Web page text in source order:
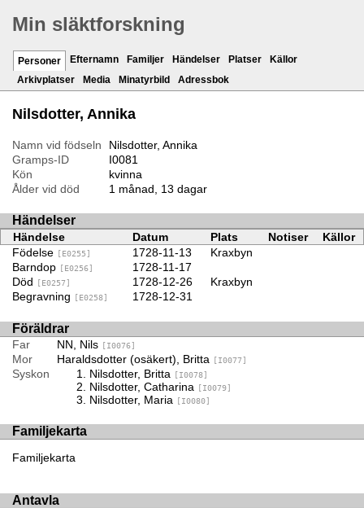
Min släktforskning
Personer Efternamn Familjer Händelser Platser
Källor
Arkivplatser
Media Minatyrbild Adressbok
Nilsdotter, Annika
Namn vid födseln
Nilsdotter, Annika
Gramps-ID
I0081
Kön
kvinna
Ålder vid död
1 månad, 13 dagar
Händelser
Händelse Datum Plats Notiser
Källor
Födelse
[E0255] 1728-11-13
Kraxbyn
Barndop
[E0256]
1728-11-17
Död
[E0257] 1728-12-26
Kraxbyn
Begravning
[E0258] 1728-12-31
Föräldrar
Far NN, Nils [I0076]
Mor Haraldsdotter (osäkert), Britta [I0077]
Syskon Nilsdotter, Britta [I0078]
Nilsdotter, Catharina [I0079]
Nilsdotter, Maria [I0080]
Familjekarta
Familjekarta
Antavla